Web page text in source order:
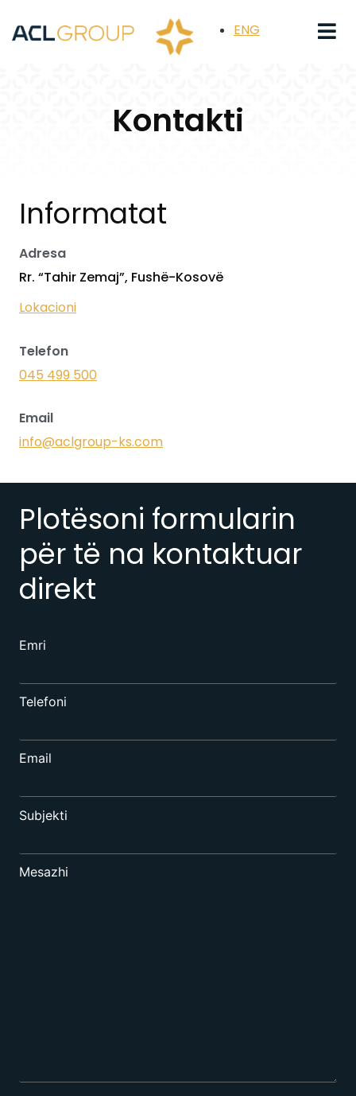
ENG
Kontakti
Informatat
Adresa
Rr. “Tahir Zemaj”, Fushë-Kosovë
Lokacioni
Telefon
045 499 500
Email
info@aclgroup-ks.com
Plotësoni formularin
për të na kontaktuar
direkt
Emri
Telefoni
Email
Subjekti
Mesazhi